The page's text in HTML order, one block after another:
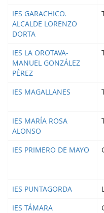
IES GARACHICO.
ALCALDE LORENZO
DORTA
IES LA OROTAVA-
MANUEL GONZÁLEZ
PÉREZ
IES MAGALLANES
IES MARÍA ROSA
ALONSO
IES PRIMERO DE MAYO
IES PUNTAGORDA
IES TÁMARA